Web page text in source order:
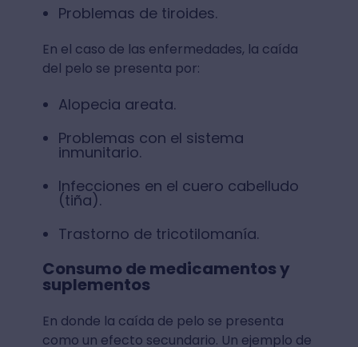
Problemas de tiroides.
En el caso de las enfermedades, la caída
del pelo se presenta por:
Alopecia areata.
Problemas con el sistema
inmunitario.
Infecciones en el cuero cabelludo
(tiña).
Trastorno de tricotilomanía.
Consumo de medicamentos y
suplementos
En donde la caída de pelo se presenta
como un efecto secundario. Un ejemplo de